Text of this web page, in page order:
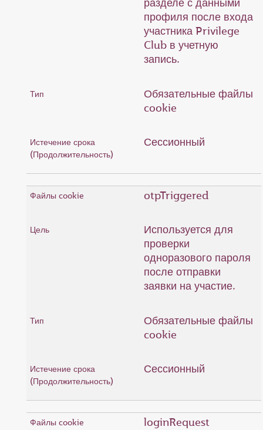
профиля после входа
участника Privilege
Club в учетную
запись.
Обязательные файлы
cookie
Сессионный
otpTriggered
Используется для
проверки
одноразового пароля
после отправки
заявки на участие.
Обязательные файлы
cookie
Сессионный
loginRequest